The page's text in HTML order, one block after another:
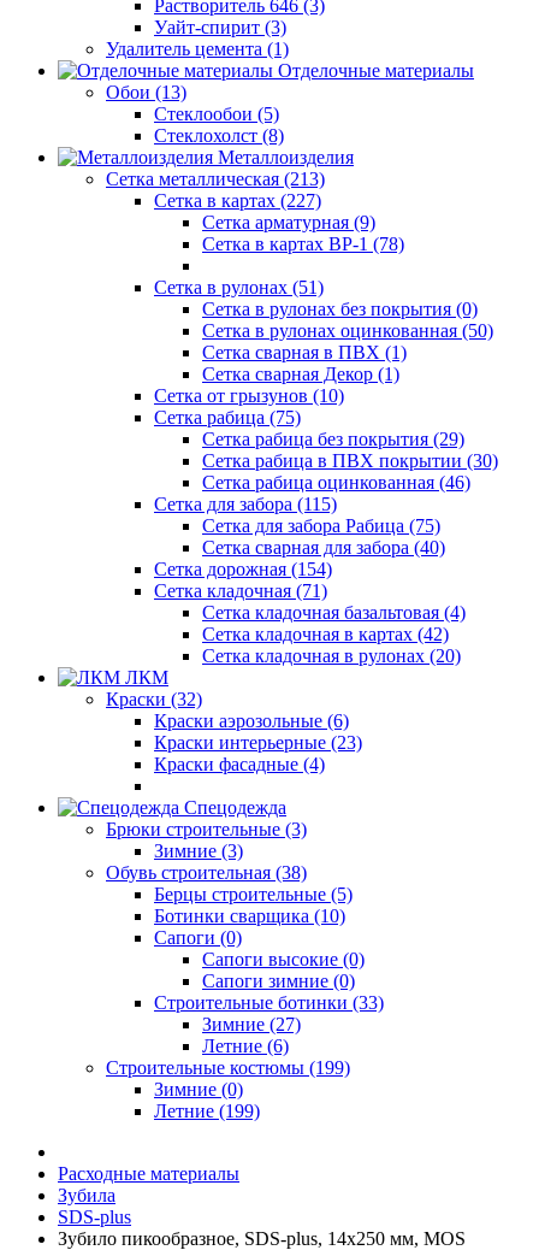
Растворитель 646 (3)
Уайт-спирит (3)
Удалитель цемента (1)
Отделочные материалы
Обои (13)
Стеклообои (5)
Стеклохолст (8)
Металлоизделия
Сетка металлическая (213)
Сетка в картах (227)
Сетка арматурная (9)
Сетка в картах ВР-1 (78)
Сетка в рулонах (51)
Сетка в рулонах без покрытия (0)
Сетка в рулонах оцинкованная (50)
Сетка сварная в ПВХ (1)
Сетка сварная Декор (1)
Сетка от грызунов (10)
Сетка рабица (75)
Сетка рабица без покрытия (29)
Сетка рабица в ПВХ покрытии (30)
Сетка рабица оцинкованная (46)
Сетка для забора (115)
Сетка для забора Рабица (75)
Сетка сварная для забора (40)
Сетка дорожная (154)
Сетка кладочная (71)
Сетка кладочная базальтовая (4)
Сетка кладочная в картах (42)
Сетка кладочная в рулонах (20)
ЛКМ
Краски (32)
Краски аэрозольные (6)
Краски интерьерные (23)
Краски фасадные (4)
Спецодежда
Брюки строительные (3)
Зимние (3)
Обувь строительная (38)
Берцы строительные (5)
Ботинки сварщика (10)
Сапоги (0)
Сапоги высокие (0)
Сапоги зимние (0)
Строительные ботинки (33)
Зимние (27)
Летние (6)
Строительные костюмы (199)
Зимние (0)
Летние (199)
Расходные материалы
Зубила
SDS-plus
Зубило пикообразное, SDS-plus, 14х250 мм, MOS